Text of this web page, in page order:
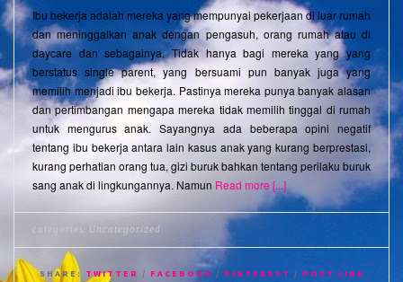
Ibu bekerja adalah mereka yang mempunyai pekerjaan di luar rumah
dan meninggalkan anak dengan pengasuh, orang rumah atau di
daycare dan sebagainya. Tidak hanya bagi mereka yang yang
berstatus single parent, yang bersuami pun banyak juga yang
memilih menjadi ibu bekerja. Pastinya mereka punya banyak alasan
dan pertimbangan mengapa mereka tidak memilih tinggal di rumah
untuk mengurus anak. Sayangnya ada beberapa opini negatif
tentang ibu bekerja antara lain kasus anak yang kurang berprestasi,
kurang perhatian orang tua, gizi buruk bahkan tentang perilaku buruk
sang anak di lingkungannya. Namun Read more [...]
categories: Uncategorized
SHARE: TWITTER / FACEBOOK / PINTEREST / POST LINK